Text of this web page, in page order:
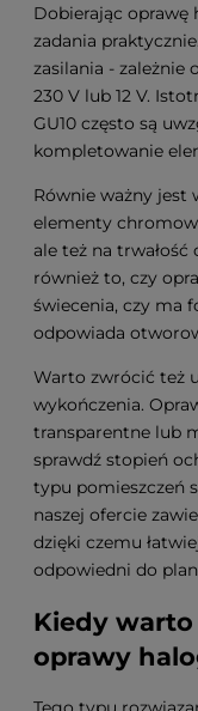
Dobierając
zadania
zasilania - zależnie
230 V lub 12 V.
GU10 często są
kompletowanie
Równie ważny jest
elementy
ale też na
również to, czy
świecenia, czy ma
odpowiada
Warto zwrócić też
wykończenia.
transparentne lub
sprawdź stopień
typu pomieszczeń
naszej ofercie
dzięki czemu
odpowiedni do
Kiedy
oprawy